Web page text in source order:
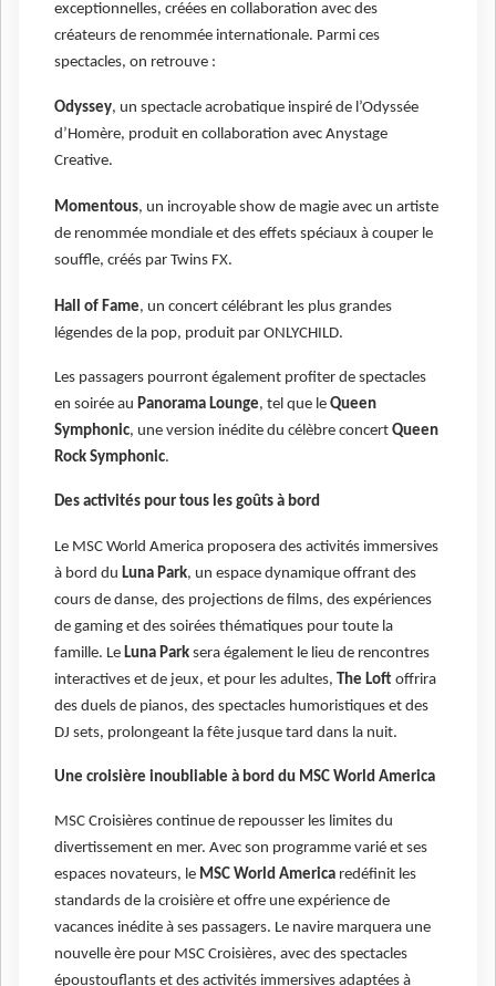
exceptionnelles, créées en collaboration avec des
créateurs de renommée internationale. Parmi ces
spectacles, on retrouve :
Odyssey, un spectacle acrobatique inspiré de l’Odyssée
d’Homère, produit en collaboration avec Anystage
Creative.
Momentous, un incroyable show de magie avec un artiste
de renommée mondiale et des effets spéciaux à couper le
souffle, créés par Twins FX.
Hall of Fame, un concert célébrant les plus grandes
légendes de la pop, produit par ONLYCHILD.
Les passagers pourront également profiter de spectacles
en soirée au Panorama Lounge, tel que le Queen
Symphonic, une version inédite du célèbre concert Queen
Rock Symphonic.
Des activités pour tous les goûts à bord
Le MSC World America proposera des activités immersives
à bord du Luna Park, un espace dynamique offrant des
cours de danse, des projections de films, des expériences
de gaming et des soirées thématiques pour toute la
famille. Le Luna Park sera également le lieu de rencontres
interactives et de jeux, et pour les adultes, The Loft offrira
des duels de pianos, des spectacles humoristiques et des
DJ sets, prolongeant la fête jusque tard dans la nuit.
Une croisière inoubliable à bord du MSC World America
MSC Croisières continue de repousser les limites du
divertissement en mer. Avec son programme varié et ses
espaces novateurs, le MSC World America redéfinit les
standards de la croisière et offre une expérience de
vacances inédite à ses passagers. Le navire marquera une
nouvelle ère pour MSC Croisières, avec des spectacles
époustouflants et des activités immersives adaptées à